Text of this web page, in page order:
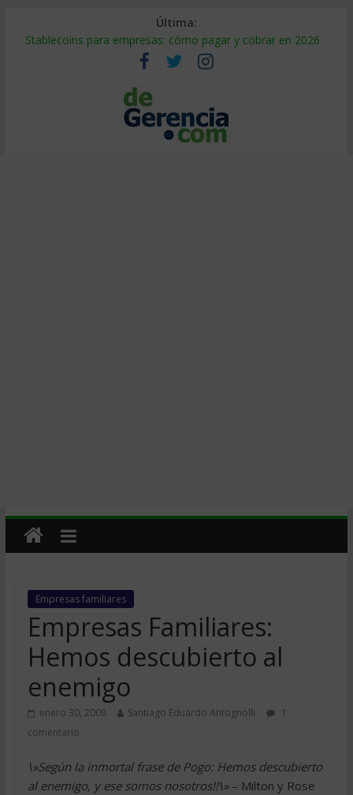
Última:
Stablecoins para empresas: cómo pagar y cobrar en 2026
Despido silencioso: qué es y por qué sale tan caro
IA en selección de personal: cómo auditarla a tiempo
Trabajo forzoso en la cadena de suministro: qué hacer
Mercado hispano de EE. UU.: cómo segmentarlo y venderle
Empresas familiares
Empresas Familiares:
Hemos descubierto al
enemigo
enero 30, 2008 Santiago Eduardo Antognolli
1
comentario
\»Según la inmortal frase de Pogo: Hemos descubierto
al enemigo, y ese somos nosotros!!\»– Milton y Rose